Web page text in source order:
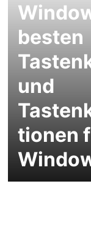
besten
und
tionen